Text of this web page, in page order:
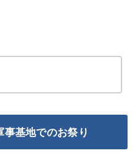
基地でのお祭り